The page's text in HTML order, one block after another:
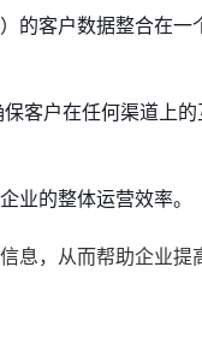
的客户数据整合在
客户在任何渠道上
业的整体运营效率。
，从而帮助企业提